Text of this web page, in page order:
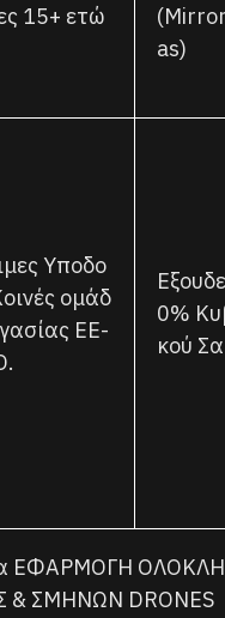
15+ ετώ
as)
Υποδο
ομάδ
ΕΕ-
0%
κού
ΕΦΑΡΜΟΓΗ
ΣΜΗΝΩΝ DRONES